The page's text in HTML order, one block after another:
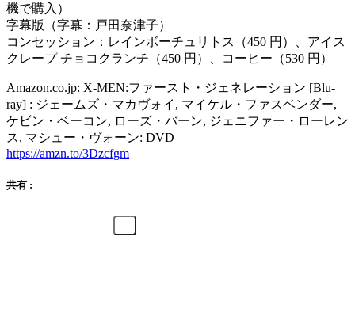
機で購入）
字幕版（字幕：戸田奈津子）
コンセッション：レインボーチュリトス（450 円）、アイス
クレープ チョコクランチ（450 円）、コーヒー（530 円）
Amazon.co.jp: X-MEN:ファースト・ジェネレーション [Blu-
ray] : ジェームズ・マカヴォイ, マイケル・ファスベンダー,
ケビン・ベーコン, ローズ・バーン, ジェニファー・ローレン
ス, マシュー・ヴォーン: DVD
https://amzn.to/3Dzcfgm
共有 :